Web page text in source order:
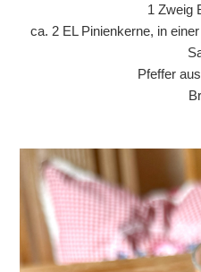
1 Zweig
ca. 2 EL Pinienkerne, in
Pfeffer